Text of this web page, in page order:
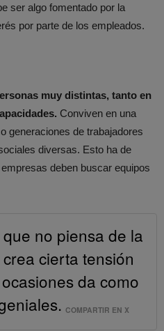
ser algo fomentado por la
por parte de los empleados.
muy distintas, tanto en
Conviven en una
generaciones de trabajadores
diversas. Esto ha de
deben buscar equipos
no piensa de la
cierta tensión
da como
COMPARTIR EN X